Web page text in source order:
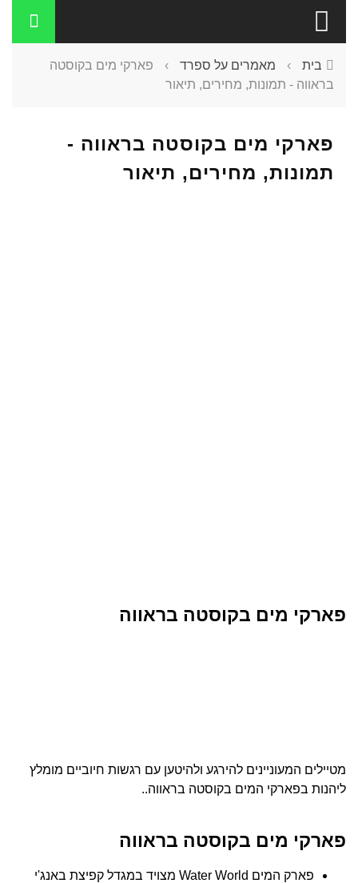
בית › מאמרים על ספרד ›
פארקי מים בקוסטה
בראווה - תמונות, מחירים, תיאור
פארקי מים בקוסטה בראווה -
תמונות, מחירים, תיאור
פארקי מים בקוסטה בראווה
מטיילים המעוניינים להירגע ולהיטען עם רגשות חיוביים מומלץ
ליהנות בפארקי המים בקוסטה בראווה..
פארקי מים בקוסטה בראווה
פארק המים Water World מצויד במגדל קפיצת באנג'י